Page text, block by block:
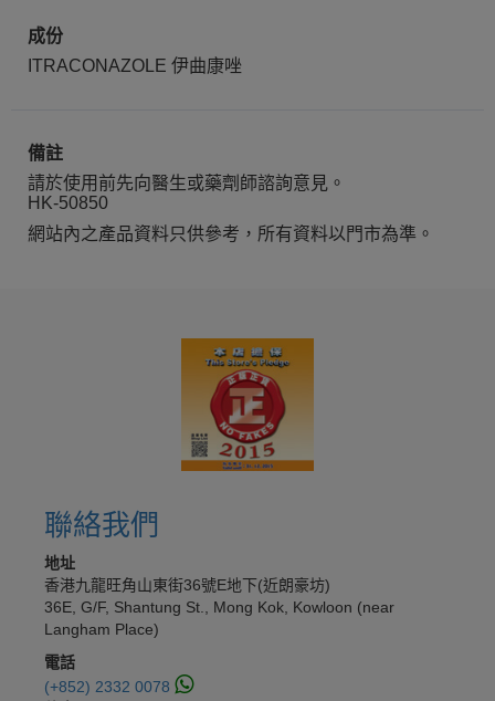
成份
ITRACONAZOLE 伊曲康唑
備註
請於使用前先向醫生或藥劑師諮詢意見。
HK-50850
網站內之產品資料只供參考，所有資料以門市為準。
聯絡我們
地址
香港九龍旺角山東街36號E地下(近朗豪坊)
36E, G/F, Shantung St., Mong Kok, Kowloon (near
Langham Place)
電話
(+852) 2332 0078